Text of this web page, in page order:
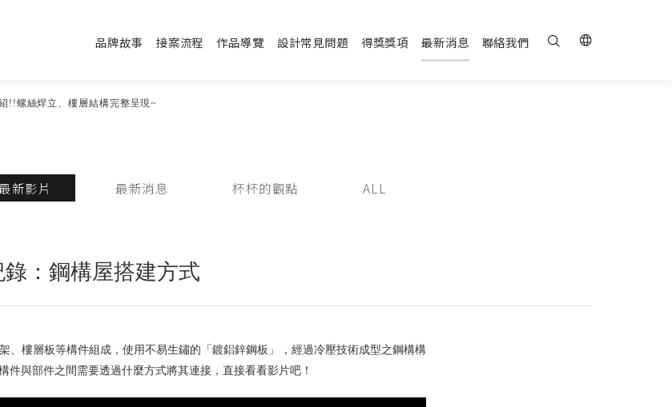
品牌故事 接案流程 作品導覽 設計常見問題 得獎獎項 最新消息 聯絡我們
!!螺絲焊立、樓層結構完整呈現~
新影片 最新消息 杯杯的觀點 ALL
錄：鋼構屋搭建方式
、樓層板等構件組成，使用不易生鏽的「鍍鋁鋅鋼板」，經過冷壓技術成型之鋼構構
件與部件之間需要透過什麼方式將其連接，直接看看影片吧！